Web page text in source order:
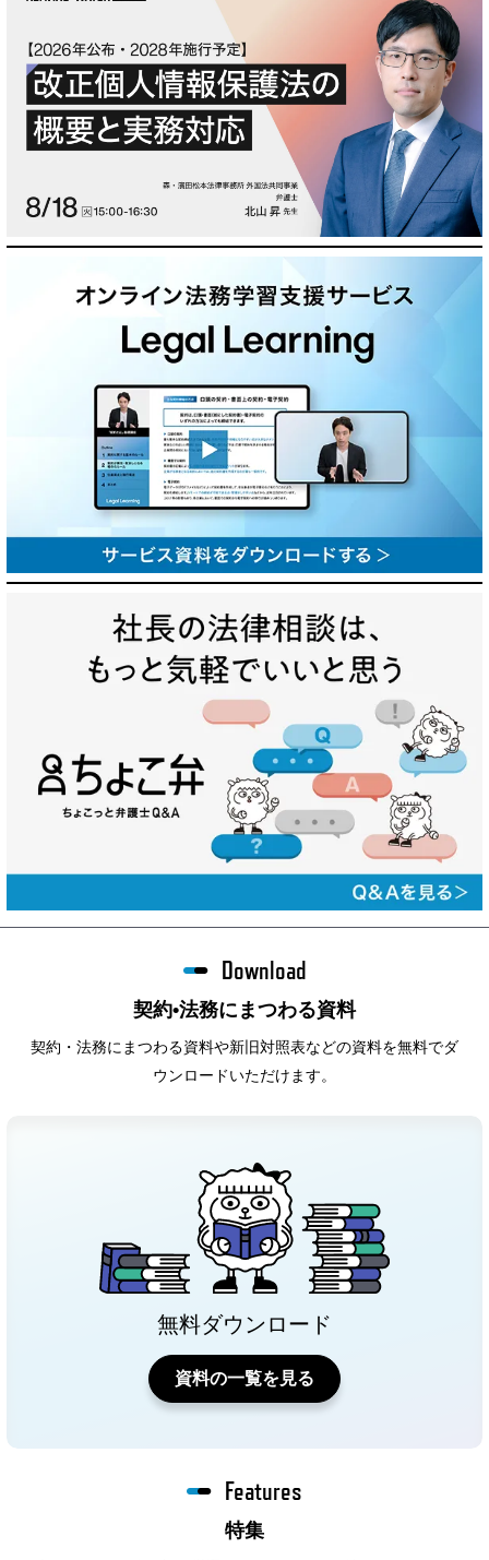
契約•法務にまつわる資料
Download
契約・法務にまつわる資料や新旧対照表などの資料を無料でダ
ウンロードいただけます。
無料ダウンロード
資料の一覧を見る
特集
Features